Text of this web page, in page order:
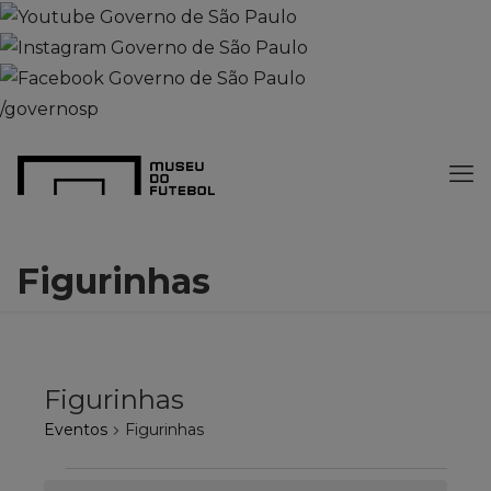
/governosp
Figurinhas
Figurinhas
Eventos Figurinhas